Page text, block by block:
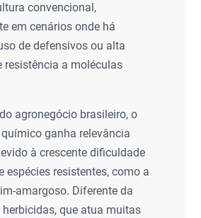
convencional,
em cenários onde há
de defensivos ou alta
resistência a moléculas
agronegócio brasileiro, o
ganha relevância
à crescente dificuldade
espécies resistentes, como a
amargoso. Diferente da
que atua muitas